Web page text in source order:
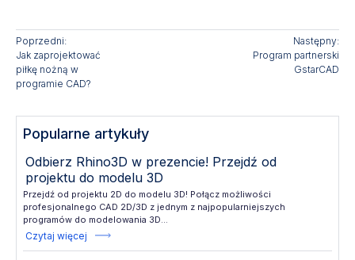
Poprzedni:
Jak zaprojektować
piłkę nożną w
programie CAD?
Następny:
Program partnerski
GstarCAD
Popularne artykuły
Odbierz Rhino3D w prezencie! Przejdź od
projektu do modelu 3D
Przejdź od projektu 2D do modelu 3D! Połącz możliwości
profesjonalnego CAD 2D/3D z jednym z najpopularniejszych
programów do modelowania 3D...
Czytaj więcej